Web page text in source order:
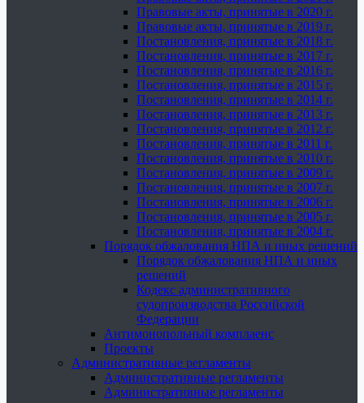
Правовые акты, принятые в 2020 г.
Правовые акты, принятые в 2019 г.
Постановления, принятые в 2018 г.
Постановления, принятые в 2017 г.
Постановления, принятые в 2016 г.
Постановления, принятые в 2015 г.
Постановления, принятые в 2014 г.
Постановления, принятые в 2013 г.
Постановления, принятые в 2012 г.
Постановления, принятые в 2011 г.
Постановления, принятые в 2010 г.
Постановления, принятые в 2009 г.
Постановления, принятые в 2007 г.
Постановления, принятые в 2006 г.
Постановления, принятые в 2005 г.
Постановления, принятые в 2004 г.
Порядок обжалования НПА и иных решений
Порядок обжалования НПА и иных
решений
Кодекс административного
судопроизводства Российской
Федерации
Антимонопольный комплаенс
Проекты
Административные регламенты
Административные регламенты
Административные регламенты